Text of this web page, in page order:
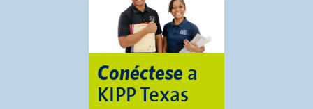
Conéctese a
KIPP Texas